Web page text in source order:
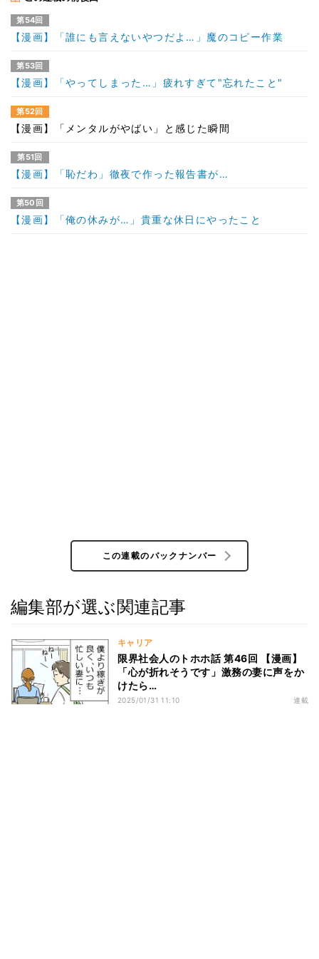
第54回
【漫画】「誰にも言えないやつだよ…」魔のコピー作業
第53回
【漫画】「やってしまった…」疲れすぎて"忘れたこと"
第52回
【漫画】「メンタルがやばい」と感じた瞬間
第51回
【漫画】「恥だわ」徹夜で作った報告書が…
第50回
【漫画】「俺の休みが…」貴重な休日にやったこと
この連載のバックナンバー
編集部が選ぶ関連記事
キャリア
限界社会人のトホホ話 第46回 【漫画】
「心が折れそうです」激務の妻に声をか
けたら…
2025/01/31 11:10 連載